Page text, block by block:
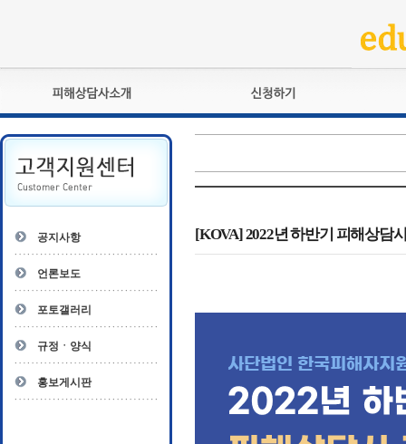
피해상담사란?
자격관리규정
상담사 자격증 확인
- 피해상담사 1급
- 전문수련감독자
- 전문수련기관
교육훈련
자격복원
공지사항
언론보도
포토갤러리
규정ㆍ양식
홍보게시판
[KOVA] 2022년 하반기 피해상담